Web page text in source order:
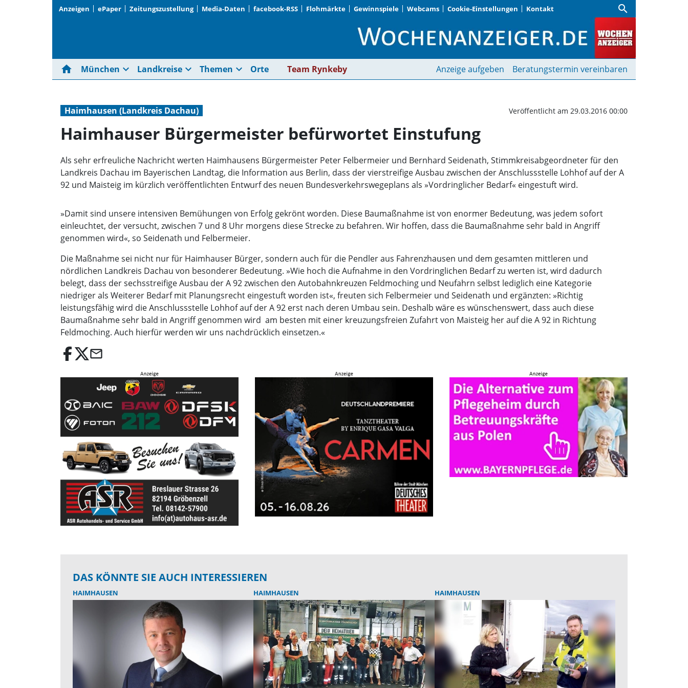
Anzeigen ePaper Zeitungszustellung Media-Daten facebook-RSS Flohmärkte Gewinnspiele Webcams Cookie-Einstellungen Kontakt search
Haimhauser Bürgermeister befürwortet
home München expand_more Landkreise expand_more Themen expand_more Orte Team Rynkeby Anzeige aufgeben Beratungstermin vereinbaren
Haimhausen (Landkreis Dachau) Veröffentlicht am 29.03.2016 00:00
Haimhauser Bürgermeister befürwortet Einstufung
Als sehr erfreuliche Nachricht werten Haimhausens Bürgermeister Peter Felbermeier und Bernhard Seidenath, Stimmkreisabgeordneter für den
Landkreis Dachau im Bayerischen Landtag, die Information aus Berlin, dass der vierstreifige Ausbau zwischen der Anschlussstelle Lohhof auf der A
92 und Maisteig im kürzlich veröffentlichten Entwurf des neuen Bundesverkehrswegeplans als »Vordringlicher Bedarf« eingestuft wird.
»Damit sind unsere intensiven Bemühungen von Erfolg gekrönt worden. Diese Baumaßnahme ist von enormer Bedeutung, was jedem sofort
einleuchtet, der versucht, zwischen 7 und 8 Uhr morgens diese Strecke zu befahren. Wir hoffen, dass die Baumaßnahme sehr bald in Angriff
genommen wird«, so Seidenath und Felbermeier.
Die Maßnahme sei nicht nur für Haimhauser Bürger, sondern auch für die Pendler aus Fahrenzhausen und dem gesamten mittleren und
nördlichen Landkreis Dachau von besonderer Bedeutung. »Wie hoch die Aufnahme in den Vordringlichen Bedarf zu werten ist, wird dadurch
belegt, dass der sechsstreifige Ausbau der A 92 zwischen den Autobahnkreuzen Feldmoching und Neufahrn selbst lediglich eine Kategorie
niedriger als Weiterer Bedarf mit Planungsrecht eingestuft worden ist«, freuten sich Felbermeier und Seidenath und ergänzten: »Richtig
leistungsfähig wird die Anschlussstelle Lohhof auf der A 92 erst nach deren Umbau sein. Deshalb wäre es wünschenswert, dass auch diese
Baumaßnahme sehr bald in Angriff genommen wird  am besten mit einer kreuzungsfreien Zufahrt von Maisteig her auf die A 92 in Richtung
Feldmoching. Auch hierfür werden wir uns nachdrücklich einsetzen.«
email
DAS KÖNNTE SIE AUCH INTERESSIEREN
HAIMHAUSEN HAIMHAUSEN HAIMHAUSEN